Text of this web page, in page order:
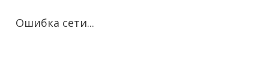
Ошибка сети...